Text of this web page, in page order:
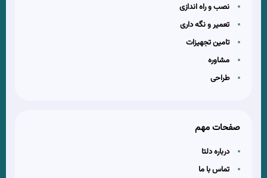
نصب و راه اندازی
تعمیر و نگه داری
تامین تجهیزات
مشاوره
طراحی
صفحات مهم
درباره دلتا
تماس با ما